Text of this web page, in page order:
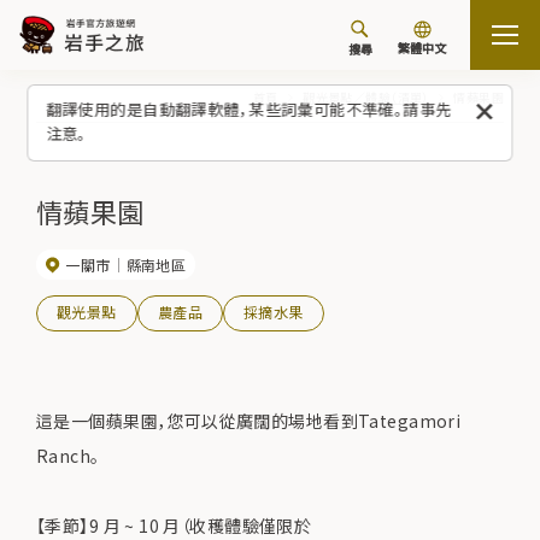
翻譯使用的是自動翻譯軟體，某些詞彙可能不準確。請事先
注意。
搜尋 繁體中文
情蘋果園
一關市 縣南地區
觀光景點 農產品 採摘水果
這是一個蘋果園，您可以從廣闊的場地看到Tategamori
Ranch。
【季節】9 月 ~ 10 月（收穫體驗僅限於